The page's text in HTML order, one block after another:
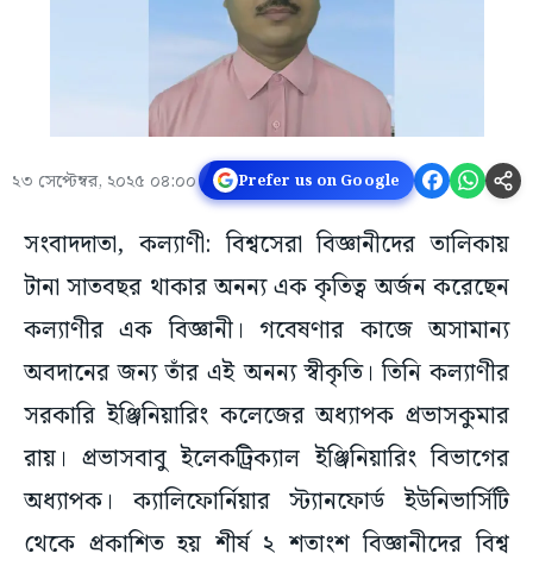
২৩ সেপ্টেম্বর, ২০২৫ ০৪:০০ Prefer us on Google
সংবাদদাতা, কল্যাণী: বিশ্বসেরা বিজ্ঞানীদের তালিকায়
টানা সাতবছর থাকার অনন্য এক কৃতিত্ব অর্জন করেছেন
কল্যাণীর এক বিজ্ঞানী। গবেষণার কাজে অসামান্য
অবদানের জন্য তাঁর এই অনন্য স্বীকৃতি। তিনি কল্যাণীর
সরকারি ইঞ্জিনিয়ারিং কলেজের অধ্যাপক প্রভাসকুমার
রায়। প্রভাসবাবু ইলেকট্রিক্যাল ইঞ্জিনিয়ারিং বিভাগের
অধ্যাপক। ক্যালিফোর্নিয়ার স্ট্যানফোর্ড ইউনিভার্সিটি
থেকে প্রকাশিত হয় শীর্ষ ২ শতাংশ বিজ্ঞানীদের বিশ্ব